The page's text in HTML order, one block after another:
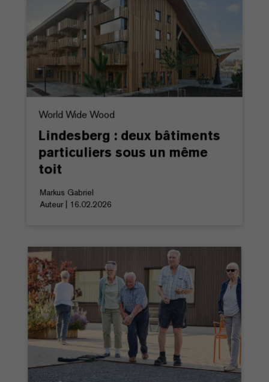
World Wide Wood
Lindesberg : deux bâtiments
particuliers sous un même
toit
Markus Gabriel
Auteur | 16.02.2026